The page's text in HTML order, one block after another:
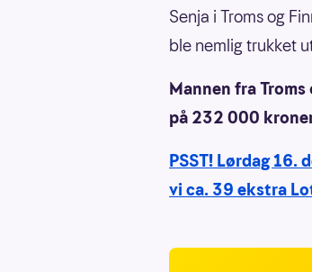
Senja i Troms og
ble nemlig trukket
Mannen fra
på 232 000
PSST! Lørdag
vi ca. 39 ekstra